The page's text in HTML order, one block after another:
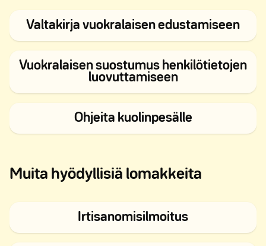
Valtakirja vuokralaisen edustamiseen
Vuokralaisen suostumus henkilötietojen
luovuttamiseenAvautuu
Ohjeita kuolinpesälleAvautuu
Muita hyödyllisiä lomakkeita
IrtisanomisilmoitusAvautuu